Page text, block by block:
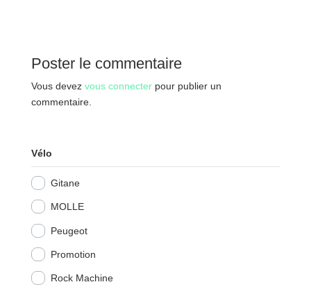
Poster le commentaire
Vous devez vous connecterpour publier un
commentaire.
Vélo
Gitane
MOLLE
Peugeot
Promotion
Rock Machine